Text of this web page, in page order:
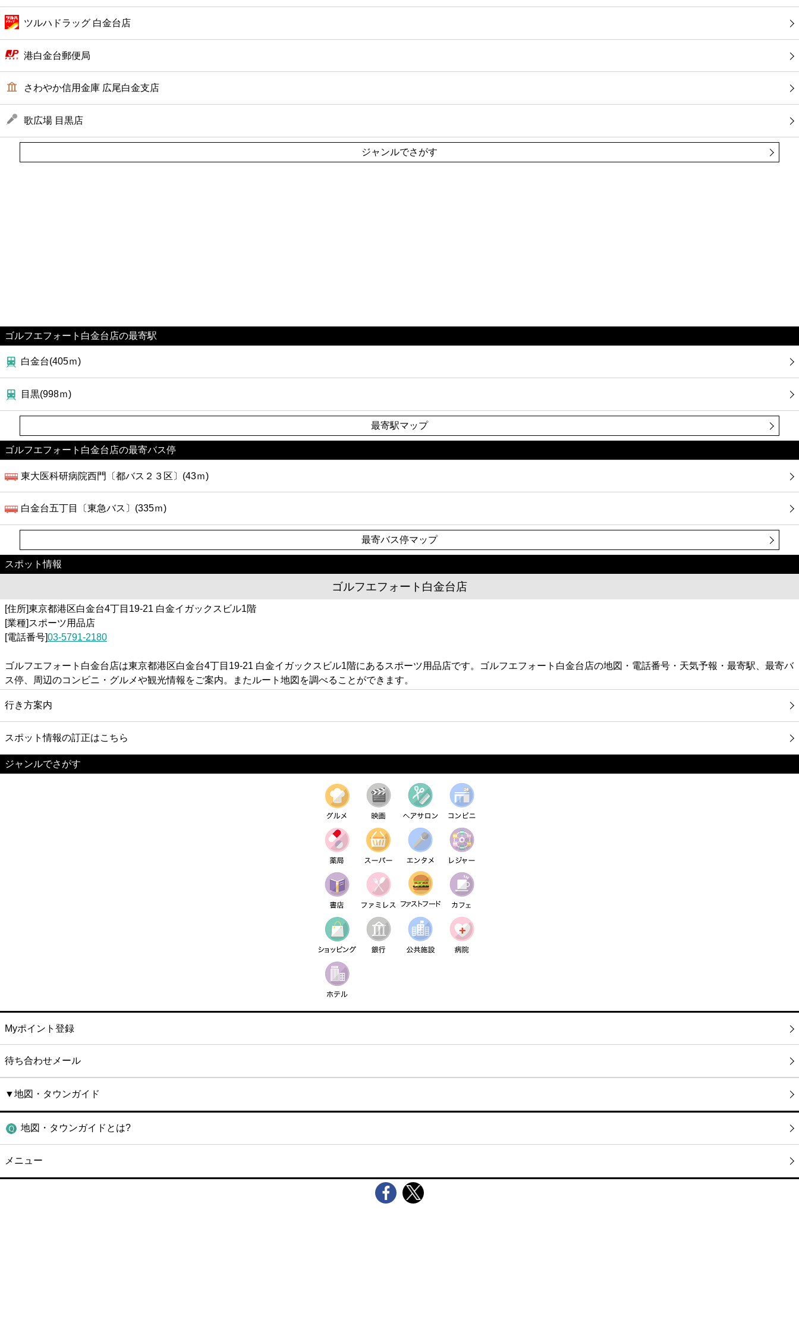
ツルハドラッグ 白金台店
港白金台郵便局
さわやか信用金庫 広尾白金支店
歌広場 目黒店
ジャンルでさがす
ゴルフエフォート白金台店の最寄駅
白金台(405ｍ)
目黒(998ｍ)
最寄駅マップ
ゴルフエフォート白金台店の最寄バス停
東大医科研病院西門〔都バス２３区〕(43ｍ)
白金台五丁目〔東急バス〕(335ｍ)
最寄バス停マップ
スポット情報
ゴルフエフォート白金台店
[住所]東京都港区白金台4丁目19-21 白金イガックスビル1階
[業種]スポーツ用品店
[電話番号]03-5791-2180
ゴルフエフォート白金台店は東京都港区白金台4丁目19-21 白金イガックスビル1階にあるスポーツ用品店です。ゴルフエフォート白金台店の地図・電話番号・天気予報・最寄駅、最寄バ
ス停、周辺のコンビニ・グルメや観光情報をご案内。またルート地図を調べることができます。
行き方案内
スポット情報の訂正はこちら
ジャンルでさがす
Myポイント登録
待ち合わせメール
▼地図・タウンガイド
地図・タウンガイドとは?
メニュー